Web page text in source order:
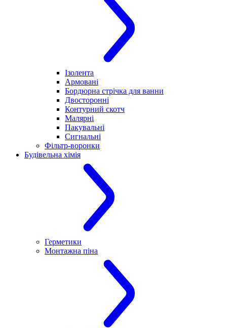
Ізолента
Армовані
Бордюрна стрічка для ванни
Двосторонні
Контурний скотч
Малярні
Пакувальні
Сигнальні
Фільтр-воронки
Будівельна хімія
Герметики
Монтажна піна